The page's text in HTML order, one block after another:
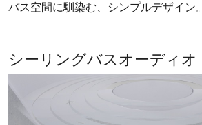
バス空間に馴染む、シンプルデザイン。
シーリングバスオーディオ